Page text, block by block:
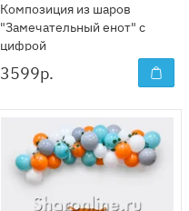
Композиция из шаров
"Замечательный енот" с
цифрой
3599р.